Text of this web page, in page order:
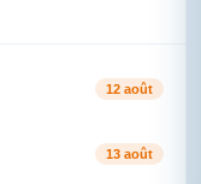
12 août
13 août